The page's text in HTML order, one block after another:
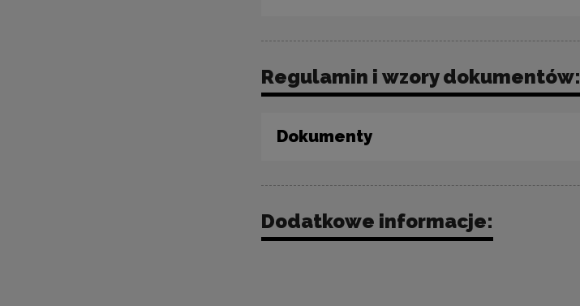
Regulamin i wzory dokumentów:
Dokumenty
Dodatkowe informacje: